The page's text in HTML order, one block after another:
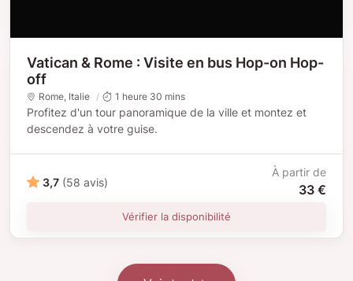
Vatican & Rome : Visite en bus Hop-on Hop-
off
Rome, Italie 1 heure 30 mins
Profitez d'un tour panoramique de la ville et montez et
descendez à votre guise.
3,7 (58 avis)
À partir de
33 €
Vérifier la disponibilité